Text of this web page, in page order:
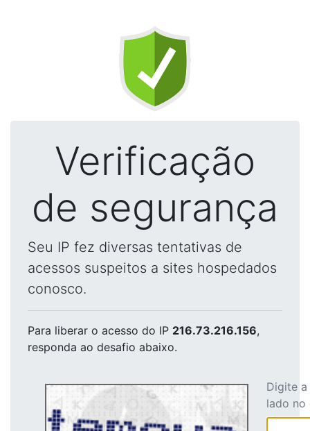
Verificação
de segurança
Seu IP fez diversas tentativas de
acessos suspeitos a sites hospedados
conosco.
Para liberar o acesso do IP 216.73.216.156,
responda ao desafio abaixo.
Digite
lado no